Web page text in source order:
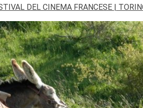
DEL CINEMA FRANCESE |